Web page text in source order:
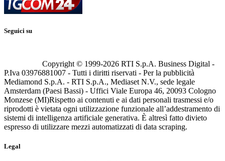
Seguici su
Copyright © 1999-2026 RTI S.p.A. Business Digital -
P.Iva 03976881007 - Tutti i diritti riservati - Per la pubblicità
Mediamond S.p.A. - RTI S.p.A., Mediaset N.V., sede legale
Amsterdam (Paesi Bassi) - Uffici Viale Europa 46, 20093 Cologno
Monzese (MI)Rispetto ai contenuti e ai dati personali trasmessi e/o
riprodotti è vietata ogni utilizzazione funzionale all’addestramento di
sistemi di intelligenza artificiale generativa. È altresì fatto divieto
espresso di utilizzare mezzi automatizzati di data scraping.
Legal